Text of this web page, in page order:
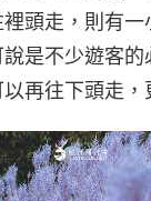
頭走，則有
是不少遊客的
再往下頭走，